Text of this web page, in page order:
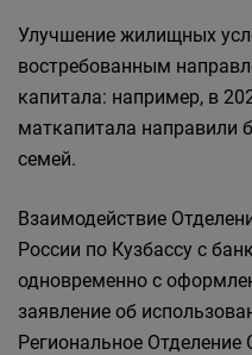
Улучшение жилищных
востребованным
капитала: например, в
маткапитала направили
семей.
Взаимодействие
России по Кузбассу с
одновременно с
заявление об
Региональное